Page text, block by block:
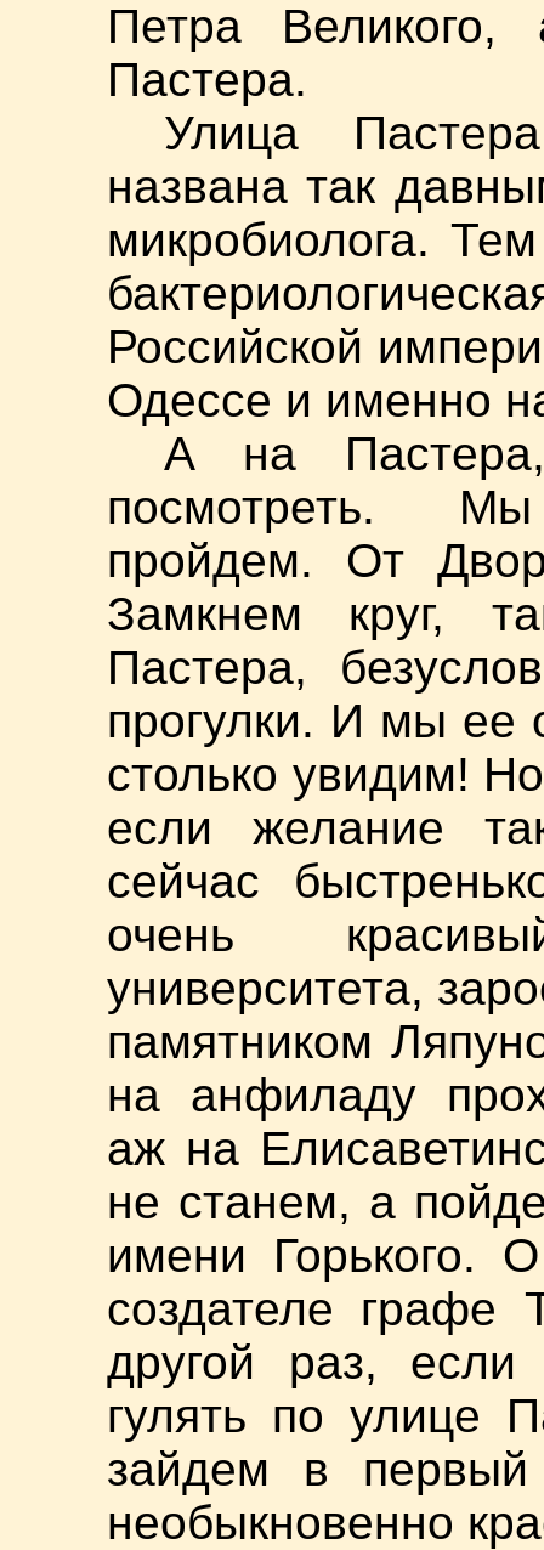
Петра
Пастера.
Улица
названа так
микробиолога.
Российской
Одессе и именно
А на
посмотреть.
пройдем. От
Замкнем круг,
Пастера,
прогулки. И мы ее
столько увидим!
если желание
сейчас
очень
университета,
памятником
на анфиладу
аж на
не станем, а
имени Горького.
создателе графе
другой раз,
гулять по улице
зайдем в первый
необыкновенно